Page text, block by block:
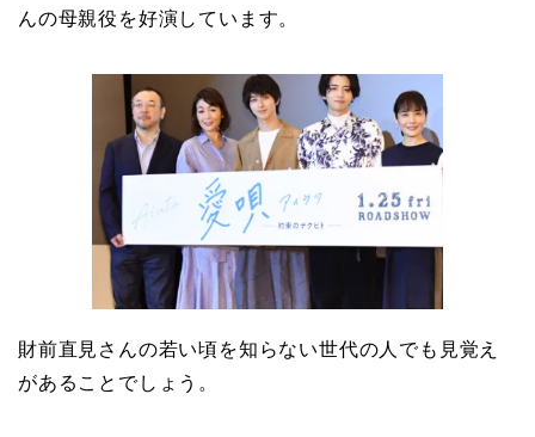
んの母親役を好演しています。
財前直見さんの若い頃を知らない世代の人でも見覚え
があることでしょう。